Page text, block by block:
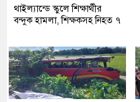
থাইল্যান্ডে স্কুলে শিক্ষার্থীর
বন্দুক হামলা, শিক্ষকসহ নিহত ৭